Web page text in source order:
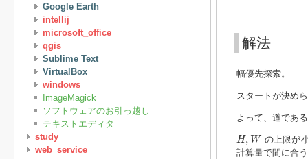
Google Earth
intellij
microsoft_office
qgis
Sublime Text
VirtualBox
windows
ImageMagick
ソフトウェアのお引っ越し
テキストエディタ
study
web_service
解法
幅優先探索。
スタートが決め
よって、道であ
H, W
H, W
の上限が
計算量で間に合